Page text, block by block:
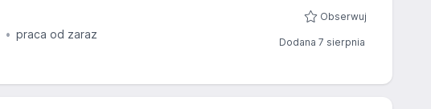
praca od zaraz
Obserwuj
Dodana 7 sierpnia